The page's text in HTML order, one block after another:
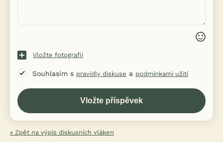
Vložte fotografii
Souhlasím s pravidly diskuse a podmínkami užití
« Zpět na výpis diskusních vláken